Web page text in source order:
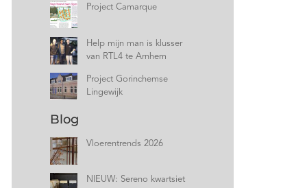
Project Camarque
Help mijn man is klusser
van RTL4 te Arnhem
Project Gorinchemse
Lingewijk
Blog
Vloerentrends 2026
NIEUW: Sereno kwartsiet